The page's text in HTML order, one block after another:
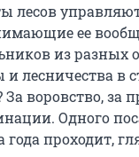
лесов
ее
из разных
лесничества в
воровство, за
Одного
года проходит,